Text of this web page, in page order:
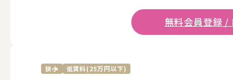
無料会員登録 /
狭小 低賃料(25万円以下)